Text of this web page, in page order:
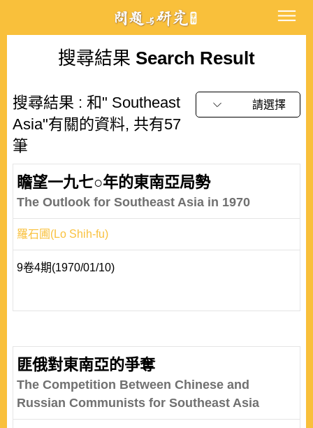
搜尋結果 Search Result
搜尋結果 : 和" Southeast
Asia"有關的資料, 共有57
筆
請選擇
瞻望一九七○年的東南亞局勢
The Outlook for Southeast Asia in 1970
羅石圃(Lo Shih-fu)
9卷4期(1970/01/10)
匪俄對東南亞的爭奪
The Competition Between Chinese and
Russian Communists for Southeast Asia